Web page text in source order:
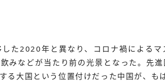
た2020年と異なり、コロナ禍によるマ
みなどが当たり前の光景となった。先
る大国という位置付けだった中国が、も